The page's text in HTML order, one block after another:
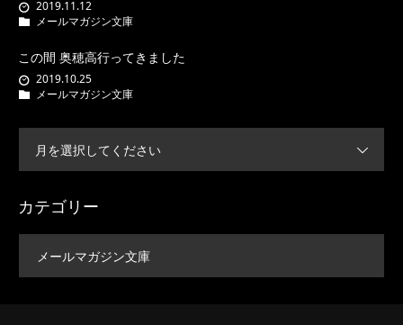
2019.11.12
メールマガジン文庫
この間 奥穂高行ってきました
2019.10.25
メールマガジン文庫
月を選択してください
カテゴリー
メールマガジン文庫